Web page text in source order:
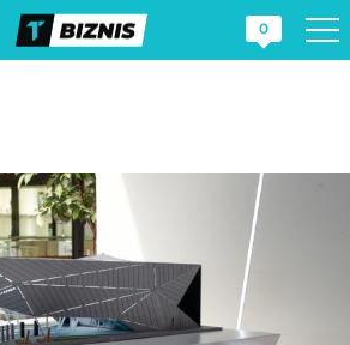
0